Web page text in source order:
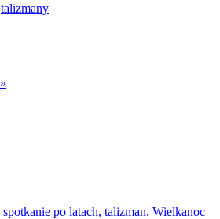
talizmany
»
spotkanie po latach, talizman, Wielkanoc